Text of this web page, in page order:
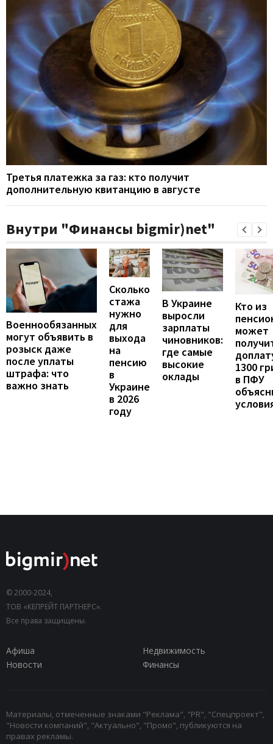
Третья платежка за газ: кто получит
дополнительную квитанцию в августе
Внутри "Финансы bigmir)net"
Военнообязанных
могут объявить в
розыск даже
после уплаты
штрафа: что
важно знать
Сколько
стажа
нужно
для
выхода
на
пенсию
в
Украине
в 2026
году
В Украине
выросли
зарплаты
чиновников:
где самые
высокие
оклады
Кто из
может
1300
в ПФУ
© 2000-2024,
ТОВ «КЕПРЕЙТ ПАРТНЕРС».
Все права защищены.
Афиша
Недвижимость
Новости
Финансы
Материалы, отмеченные знаками "Реклама", "PR", "Спецпроект",
"Новости компаний", "Актуально", "Промо", публикуются на
правах рекламы.